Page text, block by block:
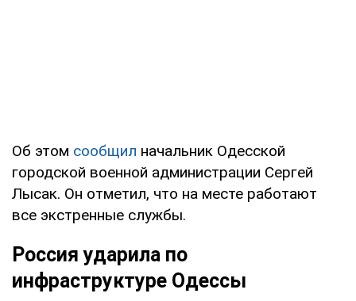
Об этом сообщил начальник Одесской
городской военной администрации Сергей
Лысак. Он отметил, что на месте работают
все экстренные службы.
Россия ударила по
инфраструктуре Одессы